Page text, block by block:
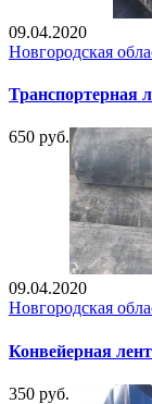
09.04.2020
Новгородская
Транспортерная
650 руб.
09.04.2020
Новгородская
Конвейерная
350 руб.